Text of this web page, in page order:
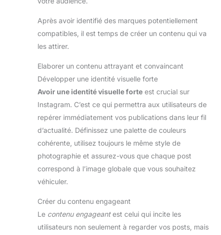
Après avoir identifié des marques potentiellement
compatibles, il est temps de créer un contenu qui va
les attirer.
Elaborer un contenu attrayant et convaincant
Développer une identité visuelle forte
Avoir une identité visuelle forte est crucial sur
Instagram. C’est ce qui permettra aux utilisateurs de
repérer immédiatement vos publications dans leur fil
d’actualité. Définissez une palette de couleurs
cohérente, utilisez toujours le même style de
photographie et assurez-vous que chaque post
correspond à l’image globale que vous souhaitez
véhiculer.
Créer du contenu engageant
Le contenu engageantest celui qui incite les
utilisateurs non seulement à regarder vos posts, mais